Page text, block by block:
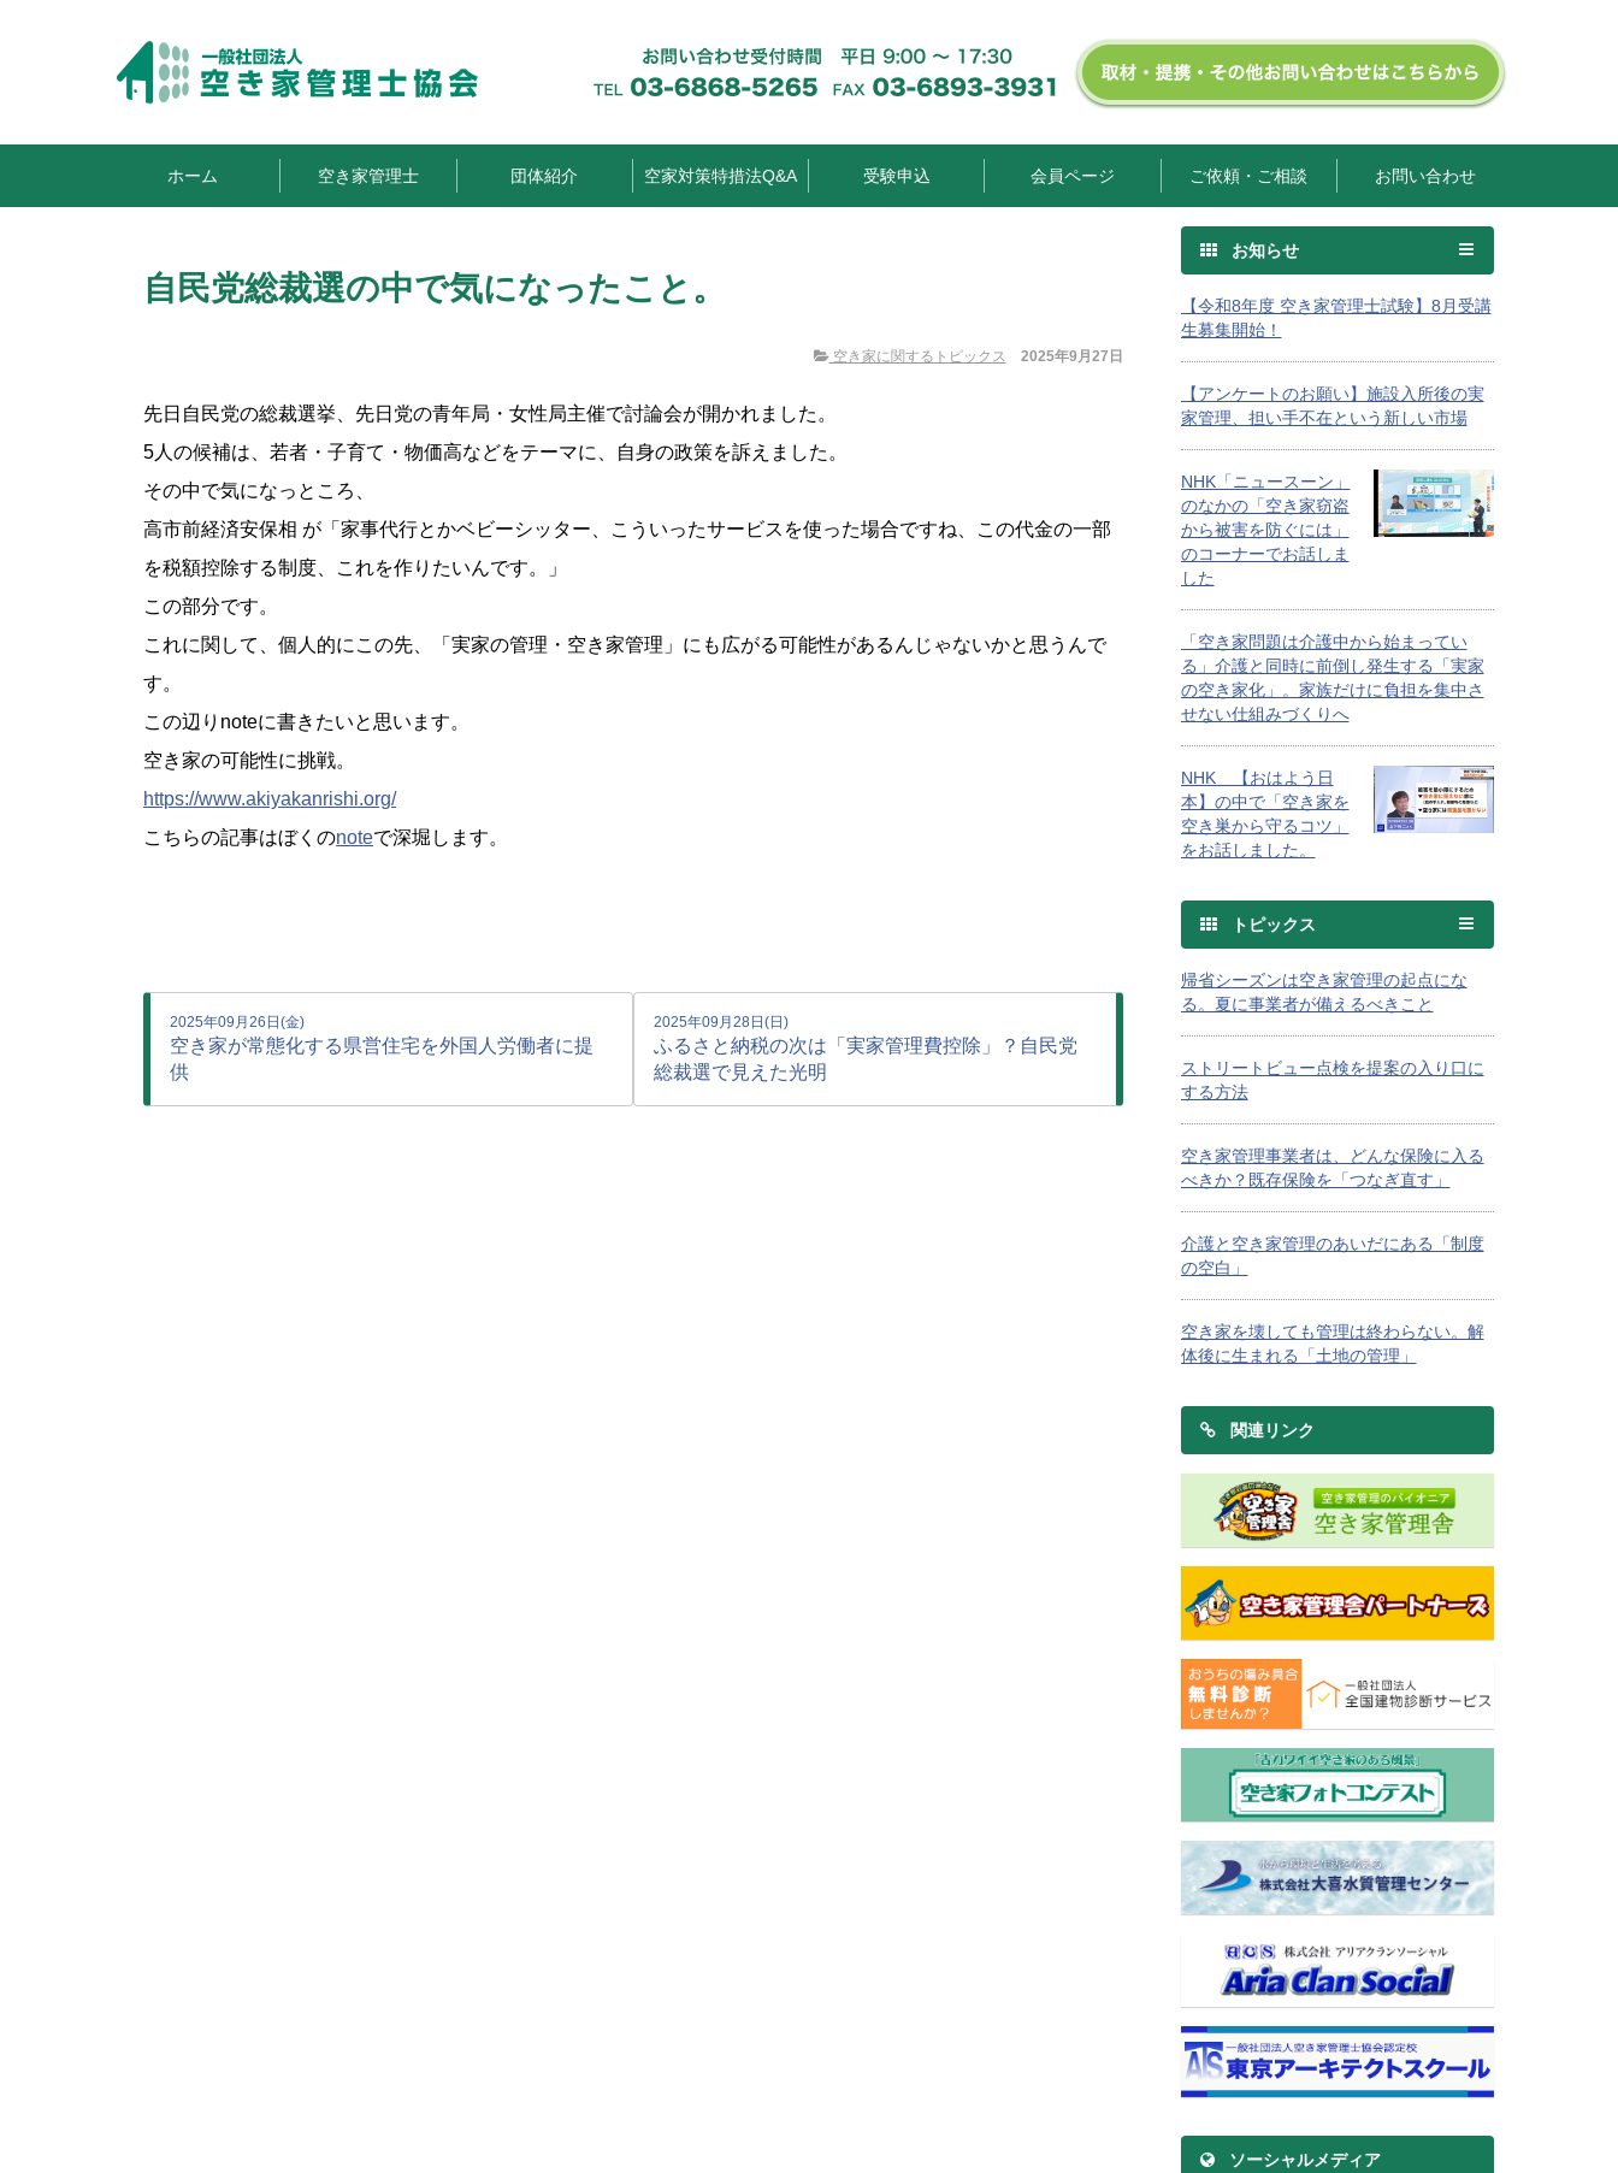
ホーム 空き家管理士 団体紹介 空家対策特措法Q&A 受験申込 会員ページ ご依頼・ご相談 お問い合わせ
自民党総裁選の中で気になったこと。
空き家に関するトピックス 2025年9月27日
先日自民党の総裁選挙、先日党の青年局・女性局主催で討論会が開かれました。
5人の候補は、若者・子育て・物価高などをテーマに、自身の政策を訴えました。
その中で気になっところ、
高市前経済安保相 が「家事代行とかベビーシッター、こういったサービスを使った場合ですね、この代金の一部
を税額控除する制度、これを作りたいんです。」
この部分です。
これに関して、個人的にこの先、「実家の管理・空き家管理」にも広がる可能性があるんじゃないかと思うんで
す。
この辺りnoteに書きたいと思います。
空き家の可能性に挑戦。
https://www.akiyakanrishi.org/
こちらの記事はぼくのnoteで深堀します。
2025年09月26日(金)
空き家が常態化する県営住宅を外国人労働者に提
供
2025年09月28日(日)
ふるさと納税の次は「実家管理費控除」？自民党
総裁選で見えた光明
お知らせ
【令和8年度 空き家管理士試験】8月受講
生募集開始！
【アンケートのお願い】施設入所後の実
家管理、担い手不在という新しい市場
NHK「ニュースーン」
のなかの「空き家窃盗
から被害を防ぐには」
のコーナーでお話しま
した
「空き家問題は介護中から始まってい
る」介護と同時に前倒し発生する「実家
の空き家化」。家族だけに負担を集中さ
せない仕組みづくりへ
NHK 【おはよう日
本】の中で「空き家を
空き巣から守るコツ」
をお話しました。
トピックス
帰省シーズンは空き家管理の起点にな
る。夏に事業者が備えるべきこと
ストリートビュー点検を提案の入り口に
する方法
空き家管理事業者は、どんな保険に入る
べきか？既存保険を「つなぎ直す」
介護と空き家管理のあいだにある「制度
の空白」
空き家を壊しても管理は終わらない。解
体後に生まれる「土地の管理」
関連リンク
ソーシャルメディア